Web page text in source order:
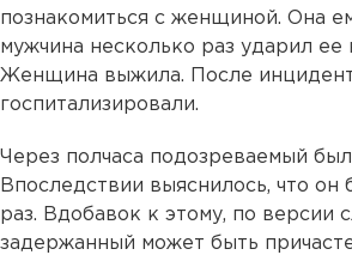
познакомиться с женщиной. Она
мужчина несколько раз ударил ее
Женщина выжила. После
госпитализировали.
Через полчаса подозреваемый
Впоследствии выяснилось, что он
раз. Вдобавок к этому, по версии
задержанный может быть